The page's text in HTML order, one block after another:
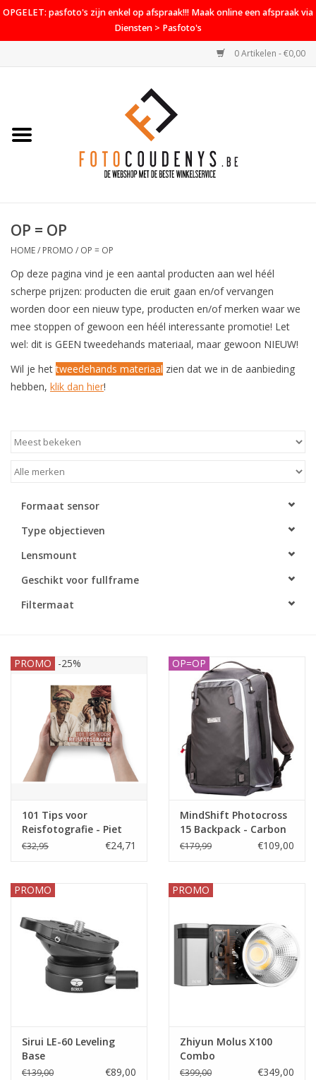
OPGELET: pasfoto's zijn enkel op afspraak!!! Maak online een afspraak via
Diensten > Pasfoto's
0 Artikelen - €0,00
Home
PROMO
Diensten
Contact
OP = OP
HOME/ PROMO / OP = OP
Op deze pagina vind je een aantal producten aan wel héél
scherpe prijzen: producten die eruit gaan en/of vervangen
worden door een nieuw type, producten en/of merken waar we
mee stoppen of gewoon een héél interessante promotie! Let
wel: dit is GEEN tweedehands materiaal, maar gewoon NIEUW!
Wil je het tweedehands materiaal zien dat we in de aanbieding
hebben, klik dan hier!
Formaat sensor
Type objectieven
Lensmount
Geschikt voor fullframe
Filtermaat
PROMO -25%
101 Tips voor
Reisfotografie - Piet
Van den Eynde
€32,95 €24,71
OP=OP
MindShift Photocross
15 Backpack - Carbon
Grey
€179,99 €109,00
PROMO
Sirui LE-60 Leveling
Base
€139,00 €89,00
PROMO
Zhiyun Molus X100
Combo
€399,00 €349,00